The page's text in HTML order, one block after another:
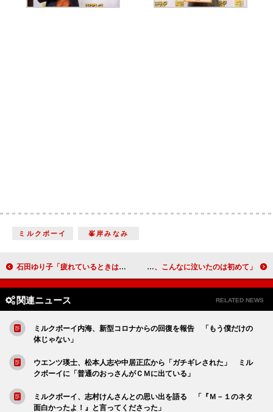
ミルクボーイ 峯岸みなみ
石田ゆり子「疲れているときは、とりあえずこのまま寝てしまえ」 ミッツ・マングローブ「私たちの主戦場には石田ゆり子は降臨しない」 小松菜奈と坂口健太郎、映画『余命10年』にＷ主演 坂口「自分がそこにいる作品で、こんなに泣いたのは初めて」
関連ニュース RELATED NEWS
ミルクボーイ内海、新型コロナからの回復を報告 「もう僕だけの
体じゃない」
ウエンツ瑛士、松本人志や中居正広から「ガチギレされた」 ミル
クボーイに「普通のおっさんがＣＭに出ている」
ミルクボーイ、志村けんさんとの思い出を語る 「『Ｍ－１のネタ
面白かったよ！』と言ってくださった」